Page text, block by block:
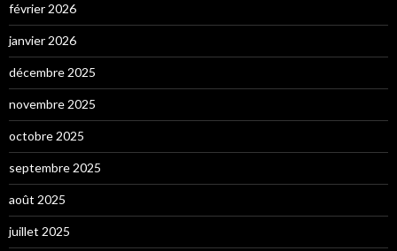
février 2026
janvier 2026
décembre 2025
novembre 2025
octobre 2025
septembre 2025
août 2025
juillet 2025